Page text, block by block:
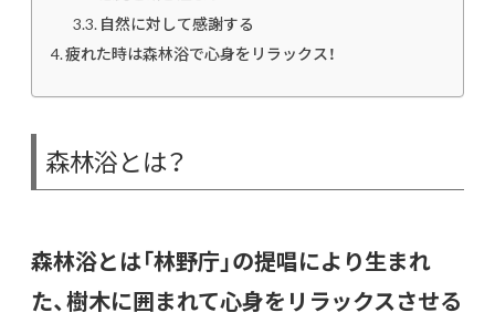
自然に対して感謝する
疲れた時は森林浴で心身をリラックス！
森林浴とは？
森林浴とは「林野庁」の提唱により生まれ
た、樹木に囲まれて心身をリラックスさせる